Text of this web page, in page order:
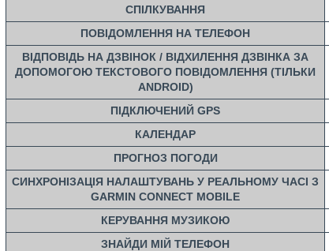
СПІЛКУВАННЯ
ПОВІДОМЛЕННЯ НА ТЕЛЕФОН
ВІДПОВІДЬ НА ДЗВІНОК / ВІДХИЛЕННЯ ДЗВІНКА ЗА
ДОПОМОГОЮ ТЕКСТОВОГО ПОВІДОМЛЕННЯ (ТІЛЬКИ
ANDROID)
ПІДКЛЮЧЕНИЙ GPS
КАЛЕНДАР
ПРОГНОЗ ПОГОДИ
СИНХРОНІЗАЦІЯ НАЛАШТУВАНЬ У РЕАЛЬНОМУ ЧАСІ З
GARMIN CONNECT MOBILE
КЕРУВАННЯ МУЗИКОЮ
ЗНАЙДИ МІЙ ТЕЛЕФОН